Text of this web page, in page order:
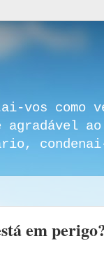
vos como
ao
em